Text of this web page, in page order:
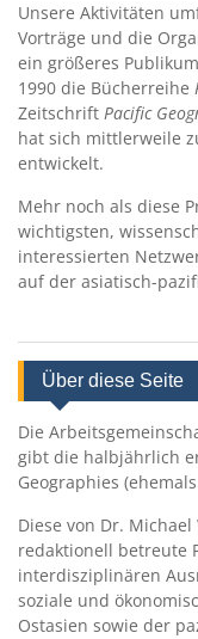
Unsere Aktivitäten
Vorträge und die
ein größeres
1990 die Bücherreihe
Zeitschrift Pacific
hat sich mittlerweile
entwickelt.
Mehr noch als diese
wichtigsten,
interessierten
auf der asiatisch-
Über diese Seite
Die
gibt die halbjährlich
Geographies
Diese von Dr.
redaktionell betreute
interdisziplinären
soziale und
Ostasien sowie der